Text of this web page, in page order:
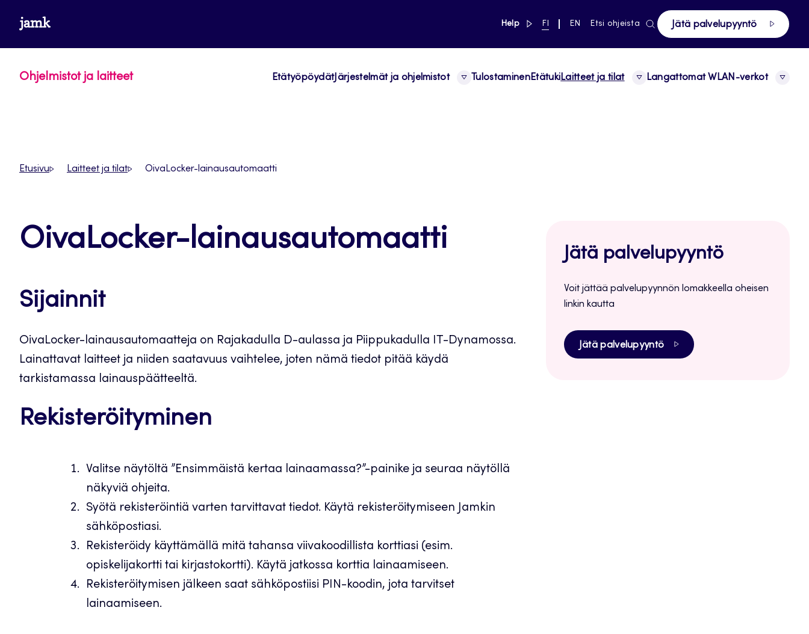
suoraan
sisältöön
www.jamk.fi Help linkki pääsivustolle
NYKYINEN
FI
VAIHDA
EN Etsi ohjeista Jätä palvelupyyntö
Ohjelmistot ja laitteet EtätyöpöydätJärjestelmät ja ohjelmistot TulostaminenEtätukiLaitteet ja tilat Langattomat WLAN-verkot
Etusivu Laitteet ja tilat OivaLocker-lainausautomaatti
OivaLocker-lainausautomaatti
Sijainnit
OivaLocker-lainausautomaatteja on Rajakadulla D-aulassa ja Piippukadulla IT-Dynamossa.
Lainattavat laitteet ja niiden saatavuus vaihtelee, joten nämä tiedot pitää käydä
tarkistamassa lainauspäätteeltä.
Rekisteröityminen
Valitse näytöltä ”Ensimmäistä kertaa lainaamassa?”-painike ja seuraa näytöllä
näkyviä ohjeita.
Syötä rekisteröintiä varten tarvittavat tiedot. Käytä rekisteröitymiseen Jamkin
sähköpostiasi.
Rekisteröidy käyttämällä mitä tahansa viivakoodillista korttiasi (esim.
opiskelijakortti tai kirjastokortti). Käytä jatkossa korttia lainaamiseen.
Rekisteröitymisen jälkeen saat sähköpostiisi PIN-koodin, jota tarvitset
lainaamiseen.
Jätä palvelupyyntö
Voit jättää palvelupyynnön lomakkeella oheisen
linkin kautta
Jätä palvelupyyntö